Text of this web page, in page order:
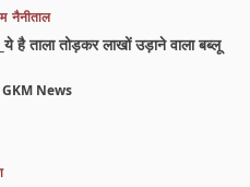
नैनीताल
ताला तोड़कर लाखों उड़ाने वाला बब्लू
GKM News